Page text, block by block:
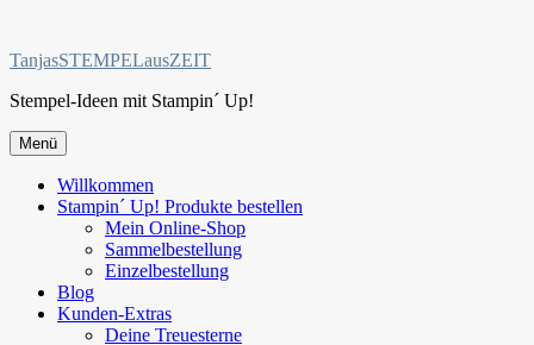
springen
TanjasSTEMPELausZEIT
Stempel-Ideen mit Stampin´ Up!
Menü
Willkommen
Stampin´ Up! Produkte bestellen
Mein Online-Shop
Sammelbestellung
Einzelbestellung
Blog
Kunden-Extras
Deine Treuesterne